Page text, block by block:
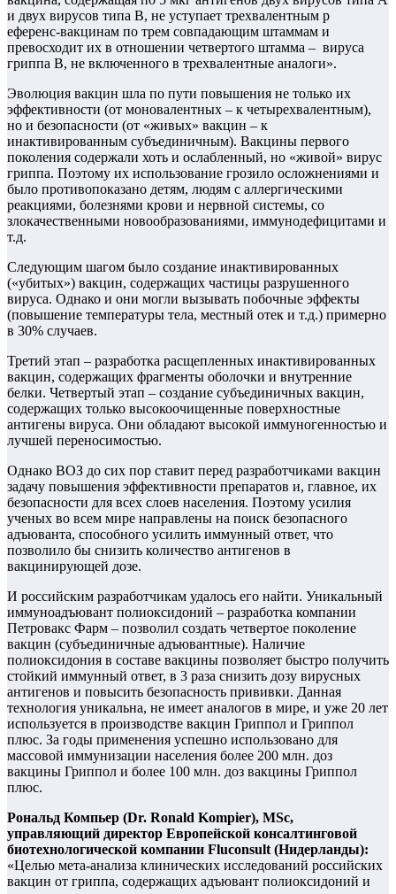
и двух вирусов типа В, не уступает трехвалентным р
еференс-вакцинам по трем совпадающим штаммам и
превосходит их в отношении четвертого штамма – вируса
гриппа В, не включенного в трехвалентные аналоги».
Эволюция вакцин шла по пути повышения не только их
эффективности (от моновалентных – к четырехвалентным),
но и безопасности (от «живых» вакцин – к
инактивированным субъединичным). Вакцины первого
поколения содержали хоть и ослабленный, но «живой» вирус
гриппа. Поэтому их использование грозило осложнениями и
было противопоказано детям, людям с аллергическими
реакциями, болезнями крови и нервной системы, со
злокачественными новообразованиями, иммунодефицитами и
т.д.
Следующим шагом было создание инактивированных
(«убитых») вакцин, содержащих частицы разрушенного
вируса. Однако и они могли вызывать побочные эффекты
(повышение температуры тела, местный отек и т.д.) примерно
в 30% случаев.
Третий этап – разработка расщепленных инактивированных
вакцин, содержащих фрагменты оболочки и внутренние
белки. Четвертый этап – создание субъединичных вакцин,
содержащих только высокоочищенные поверхностные
антигены вируса. Они обладают высокой иммуногенностью и
лучшей переносимостью.
Однако ВОЗ до сих пор ставит перед разработчиками вакцин
задачу повышения эффективности препаратов и, главное, их
безопасности для всех слоев населения. Поэтому усилия
ученых во всем мире направлены на поиск безопасного
адъюванта, способного усилить иммунный ответ, что
позволило бы снизить количество антигенов в
вакцинирующей дозе.
И российским разработчикам удалось его найти. Уникальный
иммуноадъювант полиоксидоний – разработка компании
Петровакс Фарм – позволил создать четвертое поколение
вакцин (субъединичные адъювантные). Наличие
полиоксидония в составе вакцины позволяет быстро получить
стойкий иммунный ответ, в 3 раза снизить дозу вирусных
антигенов и повысить безопасность прививки. Данная
технология уникальна, не имеет аналогов в мире, и уже 20 лет
используется в производстве вакцин Гриппол и Гриппол
плюс. За годы применения успешно использовано для
массовой иммунизации населения более 200 млн. доз
вакцины Гриппол и более 100 млн. доз вакцины Гриппол
плюс.
Рональд Компьер (Dr. Ronald Kompier), MSc,
управляющий директор Европейской консалтинговой
биотехнологической компании Fluconsult (Нидерланды):
«Целью мета-анализа клинических исследований российских
вакцин от гриппа, содержащих адъювант полиоксидоний и